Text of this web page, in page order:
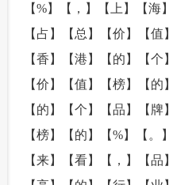
【%】【，】【上】【海
【占】【总】【价】【值
【香】【港】【的】【个
【价】【值】【榜】【的
【的】【个】【品】【牌
【榜】【的】【%】【。
【来】【看】【，】【品